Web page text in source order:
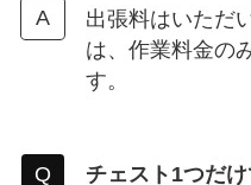
出張料はいただ
は、作業料金の
す。
チェスト 1つだ